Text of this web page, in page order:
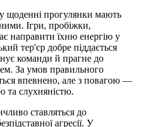
щоденні прогулянки мають
Ігри, пробіжки,
направити їхню енергію у
тер'єр добре піддається
команди й прагне до
За умов правильного
впевнено, але з повагою —
та слухняністю.
ставляться до
агресії. У